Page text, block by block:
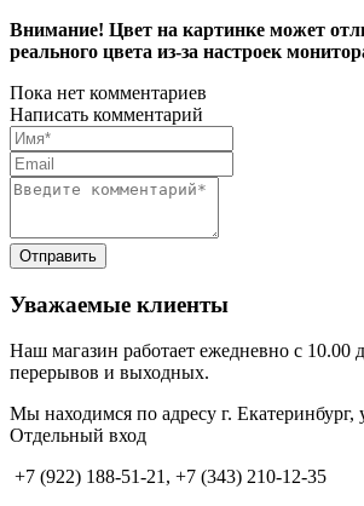
Внимание! Цвет на картинке может
реального цвета из-за настроек
Пока нет комментариев
Написать комментарий
Уважаемые клиенты
Наш магазин работает ежедневно с 10.00
перерывов и выходных.
Мы находимся по адресу г.
Отдельный вход
+7 (922) 188-51-21, +7 (343) 210-12-35